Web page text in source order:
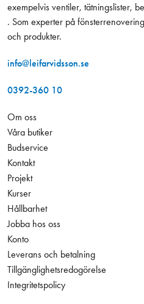
exempelvis ventiler, tätningslister,
. Som experter på
och produkter.
info@leifarvidsson.se
0392-360 10
Om oss
Våra butiker
Budservice
Kontakt
Projekt
Kurser
Hållbarhet
Jobba hos oss
Konto
Leverans och betalning
Tillgänglighetsredogörelse
Integritetspolicy